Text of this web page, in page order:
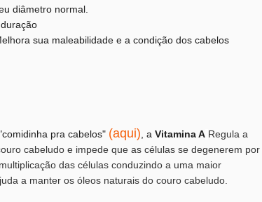
diâmetro normal.
sua maleabilidade e a condição dos cabelos
pra cabelos" (aqui) , a Vitamina A Regula a
cabeludo e impede que as células se degenerem por
das células conduzindo a uma maior
a manter os óleos naturais do couro cabeludo.